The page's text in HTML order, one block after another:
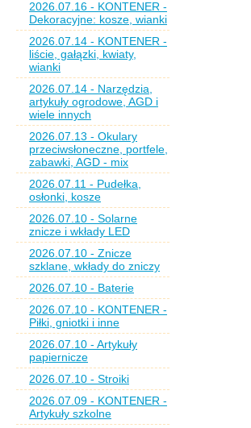
2026.07.16 - KONTENER -
Dekoracyjne: kosze, wianki
2026.07.14 - KONTENER -
liście, gałązki, kwiaty,
wianki
2026.07.14 - Narzędzia,
artykuły ogrodowe, AGD i
wiele innych
2026.07.13 - Okulary
przeciwsłoneczne, portfele,
zabawki, AGD - mix
2026.07.11 - Pudełka,
osłonki, kosze
2026.07.10 - Solarne
znicze i wkłady LED
2026.07.10 - Znicze
szklane, wkłady do zniczy
2026.07.10 - Baterie
2026.07.10 - KONTENER -
Piłki, gniotki i inne
2026.07.10 - Artykuły
papiernicze
2026.07.10 - Stroiki
2026.07.09 - KONTENER -
Artykuły szkolne